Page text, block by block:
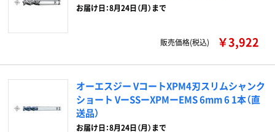
お届け日：8月24日（月）まで
販売価格(税込) ￥3,922
オーエスジー VコートXPM4刃スリムシャンク
ショート VーSSーXPMーEMS 6mm 6 1本（直
送品）
お届け日：8月24日（月）まで